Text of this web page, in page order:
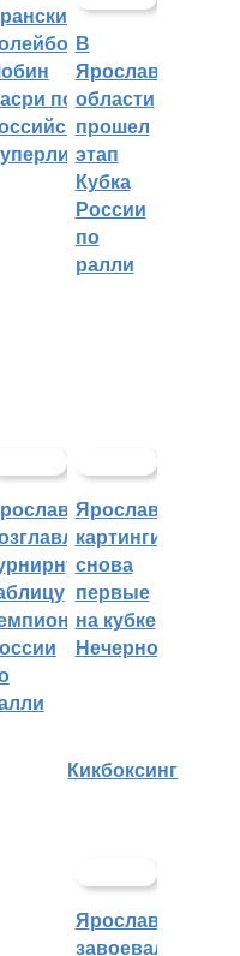
покинет
В
Ярославской
области
прошел
этап
Кубка
России
по
ралли
Ярославские
картингисты
снова
первые
на кубке
Нечерноземья
Кикбоксинг
Ярославцы
завоевали